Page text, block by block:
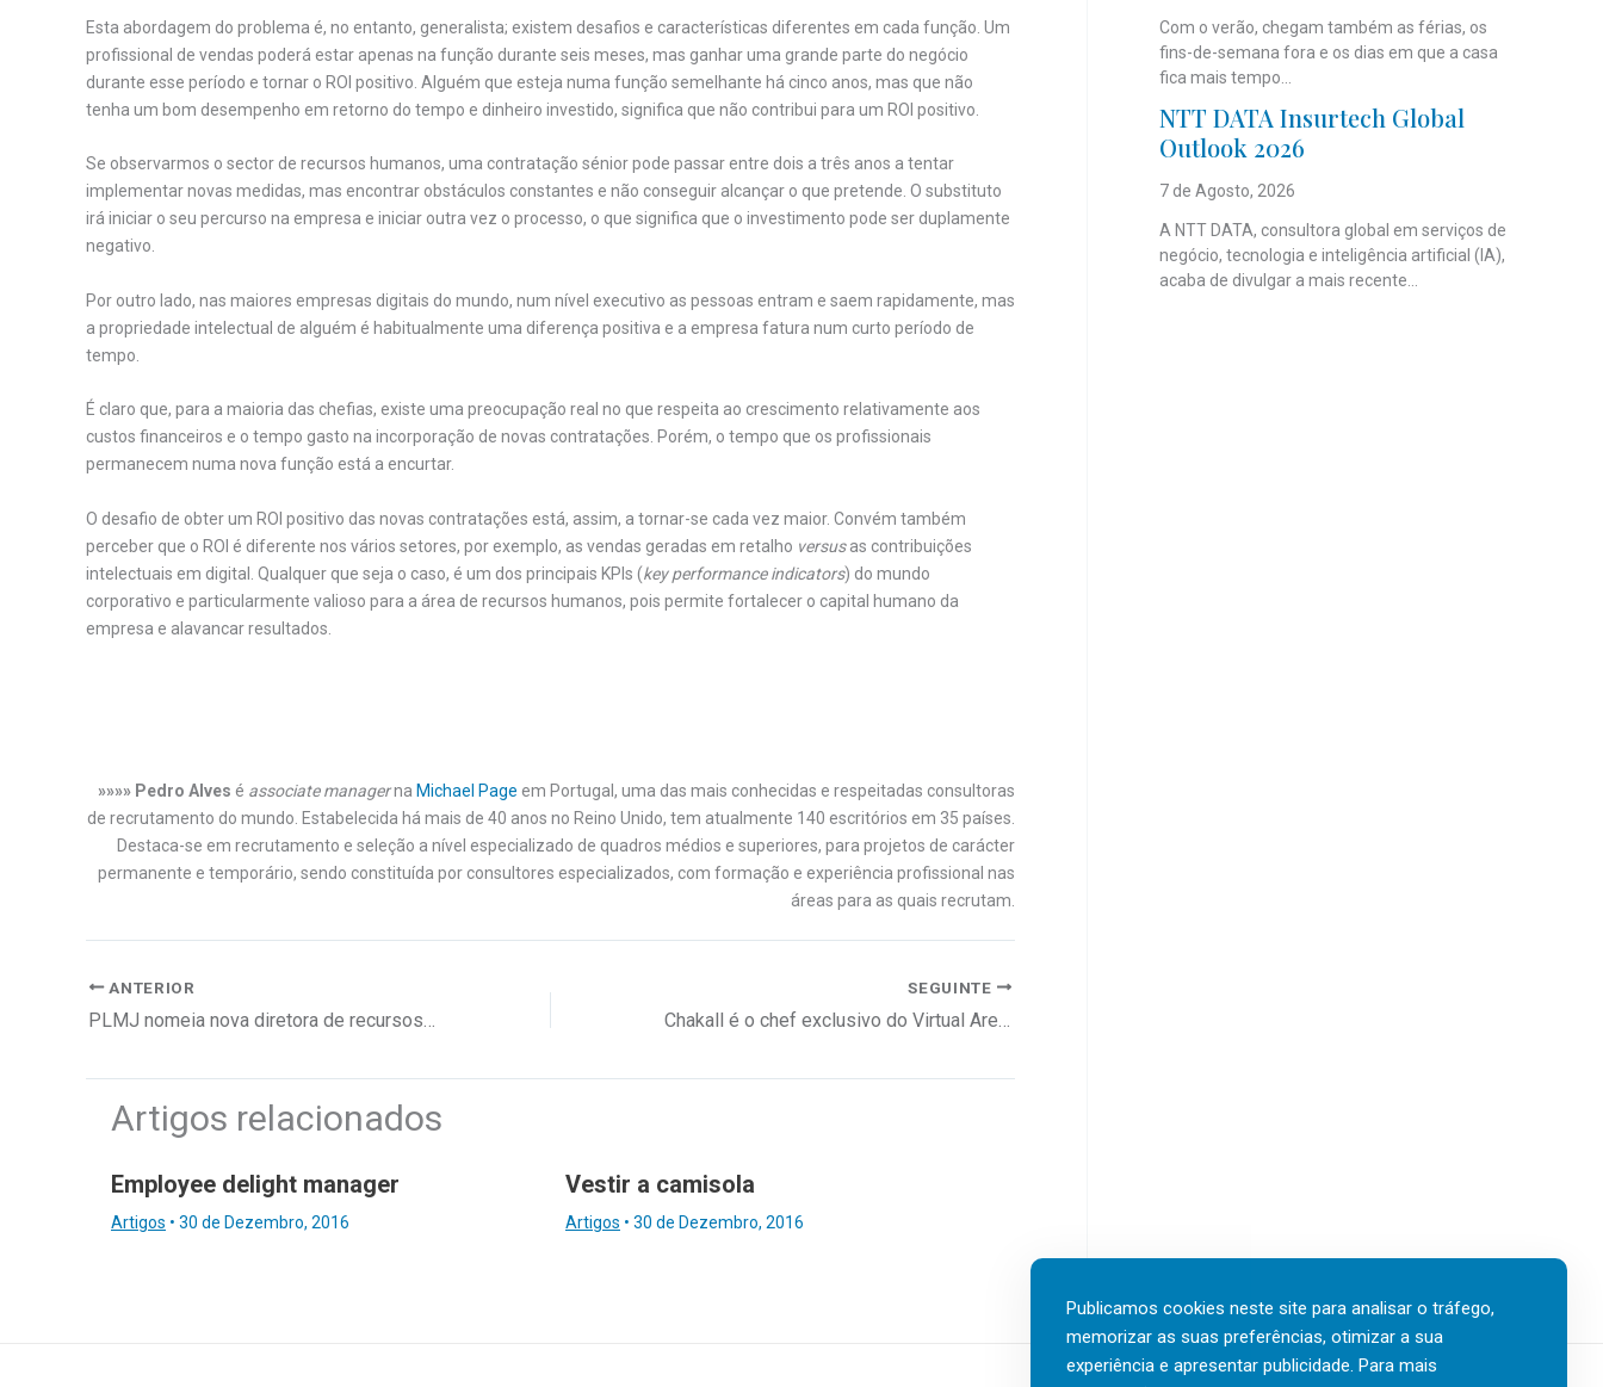
Esta abordagem do problema é, no entanto, generalista; existem desafios e características diferentes em cada função. Um
profissional de vendas poderá estar apenas na função durante seis meses, mas ganhar uma grande parte do negócio
durante esse período e tornar o ROI positivo. Alguém que esteja numa função semelhante há cinco anos, mas que não
tenha um bom desempenho em retorno do tempo e dinheiro investido, significa que não contribui para um ROI positivo.
Se observarmos o sector de recursos humanos, uma contratação sénior pode passar entre dois a três anos a tentar
implementar novas medidas, mas encontrar obstáculos constantes e não conseguir alcançar o que pretende. O substituto
irá iniciar o seu percurso na empresa e iniciar outra vez o processo, o que significa que o investimento pode ser duplamente
negativo.
Por outro lado, nas maiores empresas digitais do mundo, num nível executivo as pessoas entram e saem rapidamente, mas
a propriedade intelectual de alguém é habitualmente uma diferença positiva e a empresa fatura num curto período de
tempo.
É claro que, para a maioria das chefias, existe uma preocupação real no que respeita ao crescimento relativamente aos
custos financeiros e o tempo gasto na incorporação de novas contratações. Porém, o tempo que os profissionais
permanecem numa nova função está a encurtar.
O desafio de obter um ROI positivo das novas contratações está, assim, a tornar-se cada vez maior. Convém também
perceber que o ROI é diferente nos vários setores, por exemplo, as vendas geradas em retalho versusas contribuições
intelectuais em digital. Qualquer que seja o caso, é um dos principais KPIs (key performance indicators) do mundo
corporativo e particularmente valioso para a área de recursos humanos, pois permite fortalecer o capital humano da
empresa e alavancar resultados.
»»»» Pedro Alves é associate managerna Michael Page em Portugal, uma das mais conhecidas e respeitadas consultoras
de recrutamento do mundo. Estabelecida há mais de 40 anos no Reino Unido, tem atualmente 140 escritórios em 35 países.
Destaca-se em recrutamento e seleção a nível especializado de quadros médios e superiores, para projetos de carácter
permanente e temporário, sendo constituída por consultores especializados, com formação e experiência profissional nas
áreas para as quais recrutam.
ANTERIOR
PLMJ nomeia nova diretora de recursos humanos
SEGUINTE
Chakall é o chef exclusivo do Virtual Arena
Artigos relacionados
Employee delight manager
Artigos • 30 de Dezembro, 2016
Vestir a camisola
Artigos • 30 de Dezembro, 2016
Com o verão, chegam também as férias, os
fins-de-semana fora e os dias em que a casa
fica mais tempo...
NTT DATA Insurtech Global
Outlook 2026
7 de Agosto, 2026
A NTT DATA, consultora global em serviços de
negócio, tecnologia e inteligência artificial (IA),
acaba de divulgar a mais recente...
Publicamos cookies neste site para analisar o tráfego,
memorizar as suas preferências, otimizar a sua
experiência e apresentar publicidade. Para mais